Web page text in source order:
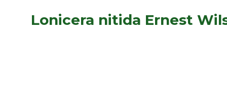
Lonicera nitida Ernest